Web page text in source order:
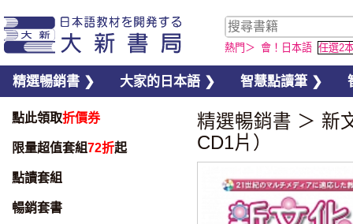
熱門＞ 會！日本語 任選2
精選暢銷書 ❯ 大家的日本語 ❯ 智慧點讀筆 ❯
點此領取折價券
限量超值套組72折起
點讀套組
暢銷套書
精選暢銷書 ＞ 新
CD1片）